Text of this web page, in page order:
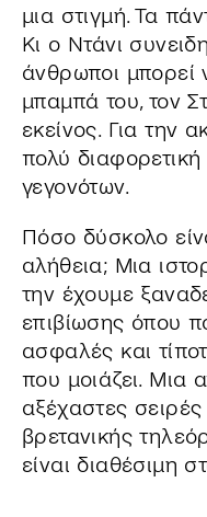
μια στιγμή. Τα
Κι ο Ντάνι
άνθρωποι μπορεί
μπαμπά του, τον
εκείνος. Για την
πολύ
γεγονότων.
Πόσο δύσκολο
αλήθεια; Μια
την έχουμε
επιβίωσης όπου
ασφαλές και
που μοιάζει. Μια
αξέχαστες
βρετανικής
είναι διαθέσιμη